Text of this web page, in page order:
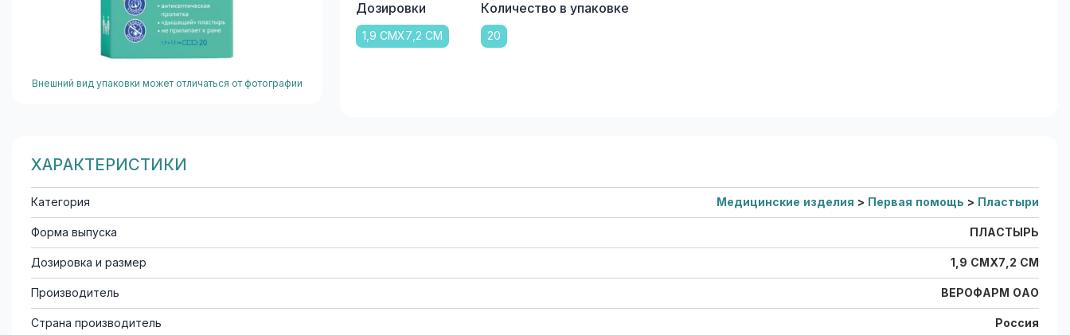
Внешний вид упаковки может отличаться от фотографии
Дозировки
1,9 СМХ7,2 СМ
Количество в упаковке
20
ХАРАКТЕРИСТИКИ
Категория Медицинские изделия > Первая помощь > Пластыри
Форма выпуска ПЛАСТЫРЬ
Дозировка и размер 1,9 СМХ7,2 СМ
Производитель ВЕРОФАРМ ОАО
Страна производитель Россия